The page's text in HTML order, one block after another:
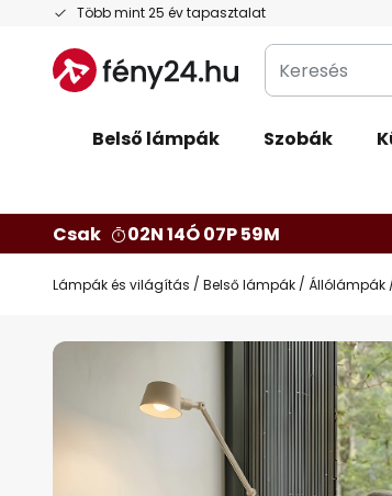
Több mint 25 év tapasztalat
Ugrás
tartalomhoz
Keresés
Belső lámpák Szobák
Csak
02N 14Ó 07P 58M
Lámpák és világítás Belső lámpák Állólámpák
Ugrás
képgaléria